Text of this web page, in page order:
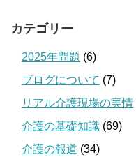
カテゴリー
2025年問題 (6)
ブログについて (7)
リアル介護現場の実情
介護の基礎知識 (69)
介護の報道 (34)